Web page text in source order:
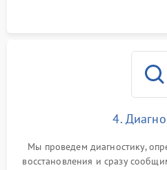
4.
Мы проведем диагностику,
восстановления и сразу